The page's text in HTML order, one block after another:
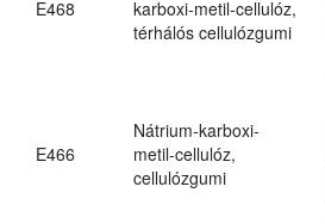
E468
karboxi-metil-cellulóz,
térhálós cellulózgumi
E466
Nátrium-karboxi-
metil-cellulóz,
cellulózgumi